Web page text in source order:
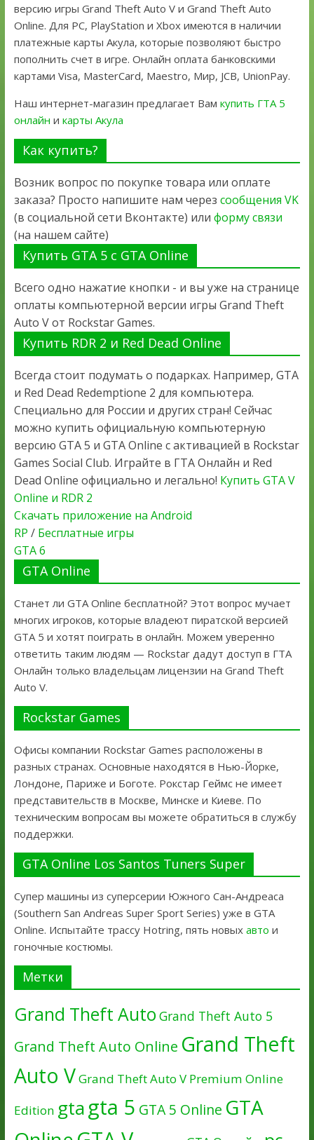
версию игры Grand Theft Auto V и Grand Theft Auto
Online. Для PC, PlayStation и Xbox имеются в наличии
платежные карты Акула, которые позволяют быстро
пополнить счет в игре. Онлайн оплата банковскими
картами Visa, MasterCard, Maestro, Мир, JCB, UnionPay.
Наш интернет-магазин предлагает Вам купить ГТА 5
онлайн и карты Акула
Как купить?
Возник вопрос по покупке товара или оплате
заказа? Просто напишите нам через сообщения VK
(в социальной сети Вконтакте) или форму связи
(на нашем сайте)
Купить GTA 5 с GTA Online
Всего одно нажатие кнопки - и вы уже на странице
оплаты компьютерной версии игры Grand Theft
Auto V от Rockstar Games.
Купить RDR 2 и Red Dead Online
Всегда стоит подумать о подарках. Например, GTA
и Red Dead Redemptione 2 для компьютера.
Специально для России и других стран! Сейчас
можно купить официальную компьютерную
версию GTA 5 и GTA Online с активацией в Rockstar
Games Social Club. Играйте в ГТА Онлайн и Red
Dead Online официально и легально! Купить GTA V
Online и RDR 2
Скачать приложение на Android
RP / Бесплатные игры
GTA 6
GTA Online
Станет ли GTA Online бесплатной? Этот вопрос мучает
многих игроков, которые владеют пиратской версией
GTA 5 и хотят поиграть в онлайн. Можем уверенно
ответить таким людям — Rockstar дадут доступ в ГТА
Онлайн только владельцам лицензии на Grand Theft
Auto V.
Rockstar Games
Офисы компании Rockstar Games расположены в
разных странах. Основные находятся в Нью-Йорке,
Лондоне, Париже и Боготе. Рокстар Геймс не имеет
представительств в Москве, Минске и Киеве. По
техническим вопросам вы можете обратиться в службу
поддержки.
GTA Online Los Santos Tuners Super
Супер машины из суперсерии Южного Сан-Андреаса
(Southern San Andreas Super Sport Series) уже в GTA
Online. Испытайте трассу Hotring, пять новых авто и
гоночные костюмы.
Метки
Grand Theft Auto Grand Theft Auto 5
Grand Theft Auto Online Grand Theft
Auto VGrand Theft Auto V Premium Online
Edition gtagta 5 GTA 5 Online GTA